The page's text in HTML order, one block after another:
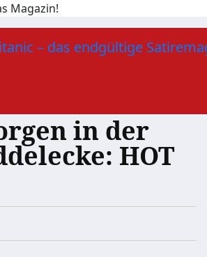
in der
HOT